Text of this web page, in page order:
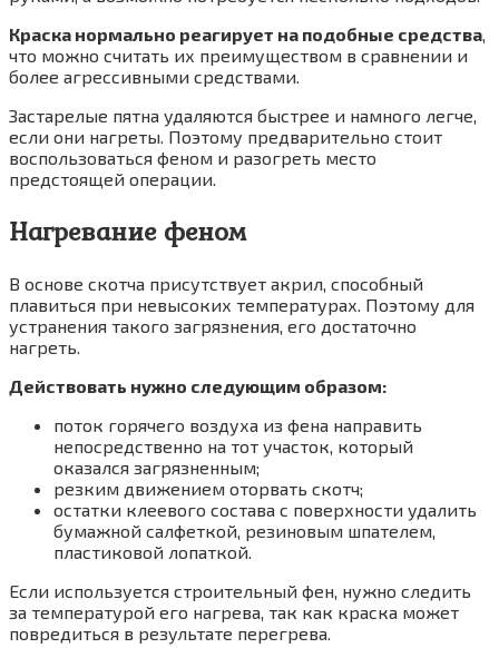
Краска нормально реагирует на подобные средства
что можно считать их преимуществом в сравнении и
более агрессивными средствами.
Застарелые пятна удаляются быстрее и намного легче,
если они нагреты. Поэтому предварительно стоит
воспользоваться феном и разогреть место
предстоящей операции.
Нагревание феном
В основе скотча присутствует акрил, способный
плавиться при невысоких температурах. Поэтому для
устранения такого загрязнения, его достаточно
нагреть.
Действовать нужно следующим образом:
поток горячего воздуха из фена направить
непосредственно на тот участок, который
оказался загрязненным;
резким движением оторвать скотч;
остатки клеевого состава с поверхности удалить
бумажной салфеткой, резиновым шпателем,
пластиковой лопаткой.
Если используется строительный фен, нужно следить
за температурой его нагрева, так как краска может
повредиться в результате перегрева.